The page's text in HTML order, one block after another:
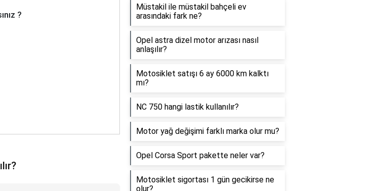
?
Müstakil ile müstakil bahçeli ev
arasındaki fark ne?
Opel astra dizel motor arızası nasıl
anlaşılır?
Motosiklet satışı 6 ay 6000 km kalktı
mı?
NC 750 hangi lastik kullanılır?
Motor yağ değişimi farklı marka olur mu?
Opel Corsa Sport pakette neler var?
Motosiklet sigortası 1 gün gecikirse ne
olur?